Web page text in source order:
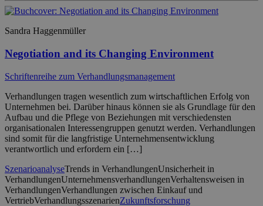
Sandra Haggenmüller
Negotiation and its Changing Environment
Schriftenreihe zum Verhandlungsmanagement
Verhandlungen tragen wesentlich zum wirtschaftlichen Erfolg von
Unternehmen bei. Darüber hinaus können sie als Grundlage für den
Aufbau und die Pflege von Beziehungen mit verschiedensten
organisationalen Interessengruppen genutzt werden. Verhandlungen
sind somit für die langfristige Unternehmensentwicklung
verantwortlich und erfordern ein […]
SzenarioanalyseTrends in VerhandlungenUnsicherheit in
VerhandlungenUnternehmensverhandlungenVerhaltensweisen in
VerhandlungenVerhandlungen zwischen Einkauf und
VertriebVerhandlungsszenarienZukunftsforschung